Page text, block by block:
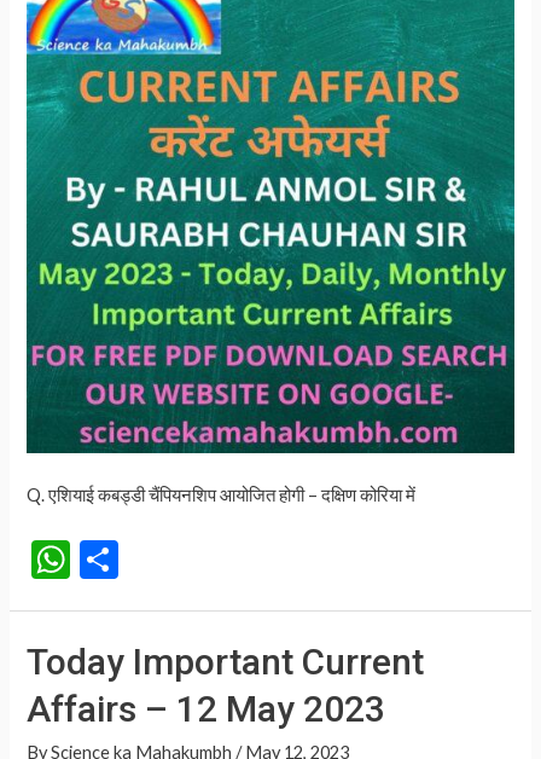
Q. एशियाई कबड्डी चैंपियनशिप आयोजित होगी – दक्षिण कोरिया में
W
at
s
A
e
Today Important Current
Affairs – 12 May 2023
ByScience ka Mahakumbh /May 12, 2023